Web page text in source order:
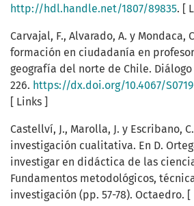
http://hdl.handle.net/1807/89835. [
Carvajal, F., Alvarado, A. y Mondaca,
formación en ciudadanía en
geografía del norte de Chile. Diálogo
226. https://dx.doi.org/10.4067/
[ Links ]
Castellví, J., Marolla, J. y Escribano,
investigación cualitativa. En D.
investigar en didáctica de las
Fundamentos metodológicos,
investigación (pp. 57-78). Octaedro. [